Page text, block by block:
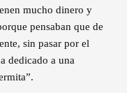
mucho dinero y
pensaban que de
sin pasar por el
dedicado a una